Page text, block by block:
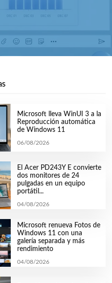
Microsoft lleva WinUI 3 a la
Reproducción automática
de Windows 11
06/08/2026
El Acer PD243Y E convierte
dos monitores de 24
pulgadas en un equipo
portátil...
04/08/2026
Microsoft renueva Fotos de
Windows 11 con una
galería separada y más
rendimiento
04/08/2026